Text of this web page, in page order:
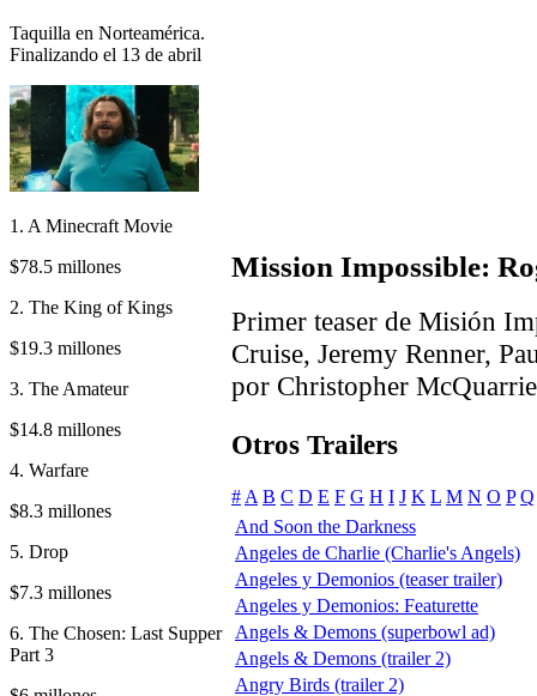
Taquilla en Norteamérica.
Finalizando el 13 de abril
1. A Minecraft Movie
$78.5 millones
2. The King of Kings
$19.3 millones
3. The Amateur
$14.8 millones
4. Warfare
$8.3 millones
5. Drop
$7.3 millones
6. The Chosen: Last Supper
Part 3
Mission Impossible:
Primer teaser de Misión
Cruise, Jeremy Renner,
por Christopher
Otros Trailers
# A B C D E F G H I J K L M N O P Q
And Soon the Darkness
Angeles de Charlie (Charlie's Angels)
Angeles y Demonios (teaser trailer)
Angeles y Demonios: Featurette
Angels & Demons (superbowl ad)
Angels & Demons (trailer 2)
Angry Birds (trailer 2)